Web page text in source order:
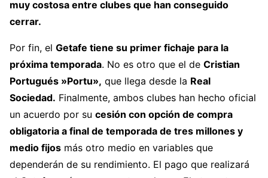
muy costosa entre clubes que han conseguido
cerrar.
Por fin, el Getafe tiene su primer fichaje para la
próxima temporada. No es otro que el de Cristian
Portugués »Portu», que llega desde la Real
Sociedad. Finalmente, ambos clubes han hecho oficial
un acuerdo por su cesión con opción de compra
obligatoria a final de temporada de tres millones y
medio fijos más otro medio en variables que
dependerán de su rendimiento. El pago que realizará